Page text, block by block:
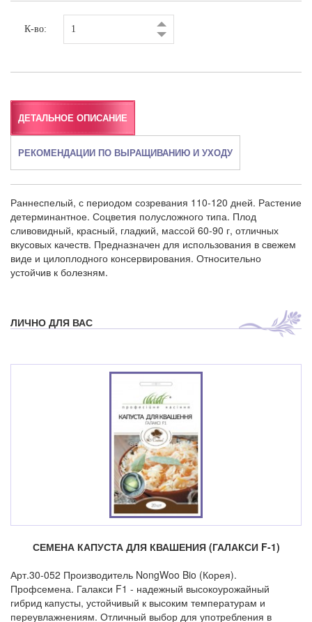
К-во:
ДЕТАЛЬНОЕ ОПИСАНИЕ
РЕКОМЕНДАЦИИ ПО ВЫРАЩИВАНИЮ И УХОДУ
Раннеспелый, с периодом созревания 110-120 дней. Растение
детерминантное. Соцветия полусложного типа. Плод
сливовидный, красный, гладкий, массой 60-90 г, отличных
вкусовых качеств. Предназначен для использования в свежем
виде и цилоплодного консервирования. Относительно
устойчив к болезням.
ЛИЧНО ДЛЯ ВАС
СЕМЕНА КАПУСТА ДЛЯ КВАШЕНИЯ (ГАЛАКСИ F-1)
Арт.30-052 Производитель NongWoo Bio (Корея).
Профсемена. Галакси F1 - надежный высокоурожайный
гибрид капусты, устойчивый к высоким температурам и
переувлажнениям. Отличный выбор для употребления в